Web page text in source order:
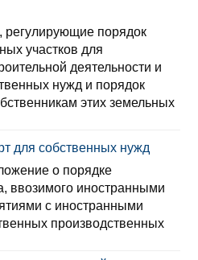
порядок
участков для
деятельности и
нужд и порядок
этих земельных
для собственных нужд
о порядке
ввозимого иностранными
с иностранными
производственных